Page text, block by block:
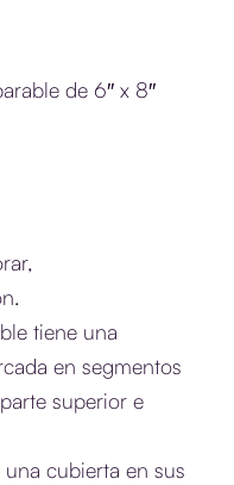
es:
de 6″ x 8″
tiene una
en segmentos
superior e
cubierta en sus